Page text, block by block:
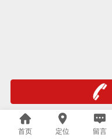
首页 定位 留言